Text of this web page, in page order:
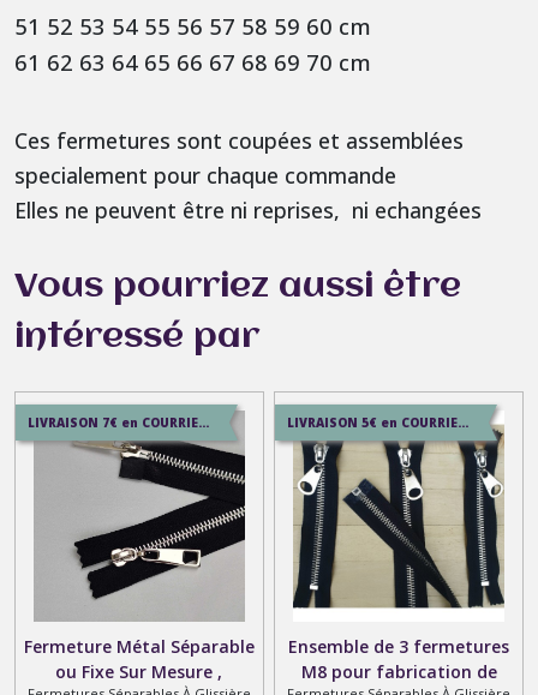
51 52 53 54 55 56 57 58 59 60 cm
61 62 63 64 65 66 67 68 69 70 cm
Ces fermetures sont coupées et assemblées
specialement pour chaque commande
Elles ne peuvent être ni reprises, ni echangées
Vous pourriez aussi être
intéressé par
LIVRAISON 7€ en COURRIER SUIVI , 8.5€ en SERVICE+ , 12.9€ en COLISSIMO
Fermeture Métal Séparable
ou Fixe Sur Mesure ,
LIVRAISON 5€ en COURRIER SUIVI , 7.5€ en SERVICE+ , 12.9€ en COLISSIMO
Ensemble de 3 fermetures
M8 pour fabrication de